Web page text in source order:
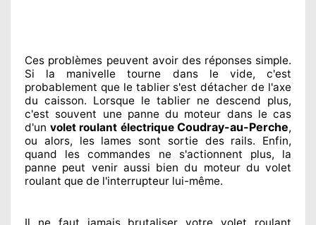
Ces problèmes peuvent avoir des réponses simple.
Si la manivelle tourne dans le vide, c'est
probablement que le tablier s'est détacher de l'axe
du caisson. Lorsque le tablier ne descend plus,
c'est souvent une panne du moteur dans le cas
d'un volet roulant électrique Coudray-au-Perche,
ou alors, les lames sont sortiedes rails. Enfin,
quand les commandes ne s'actionnent plus, la
panne peut venir aussi bien du moteur du volet
roulant que de l'interrupteur lui-même.
Il ne faut jamais brutaliser votre volet roulant